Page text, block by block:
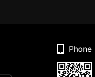
Phone